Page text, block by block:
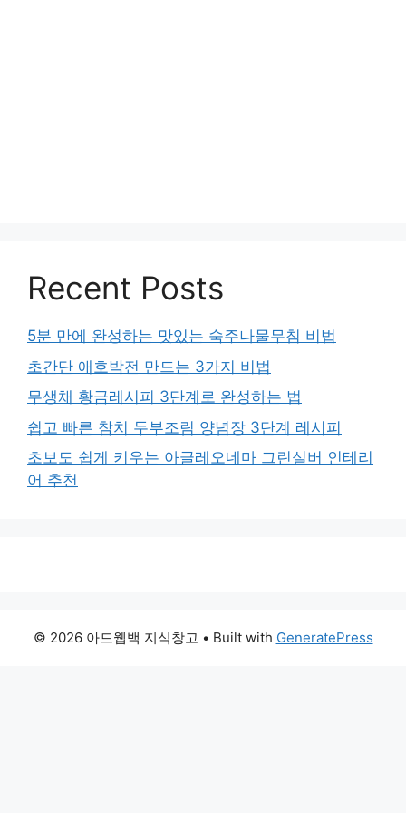
Recent Posts
5분 만에 완성하는 맛있는 숙주나물무침 비법
초간단 애호박전 만드는 3가지 비법
무생채 황금레시피 3단계로 완성하는 법
쉽고 빠른 참치 두부조림 양념장 3단계 레시피
초보도 쉽게 키우는 아글레오네마 그린실버 인테리
어 추천
© 2026 아드웹백 지식창고 • Built with GeneratePress